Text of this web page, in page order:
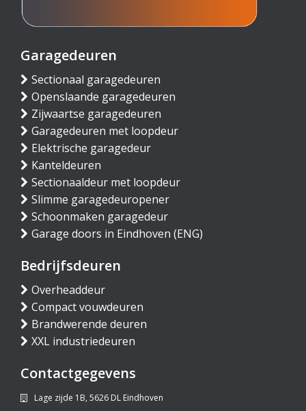
Garagedeuren
Sectionaal garagedeuren
Openslaande garagedeuren
Zijwaartse garagedeuren
Garagedeuren met loopdeur
Elektrische garagedeur
Kanteldeuren
Sectionaaldeur met loopdeur
Slimme garagedeuropener
Schoonmaken garagedeur
Garage doors in Eindhoven (ENG)
Bedrijfsdeuren
Overheaddeur
Compact vouwdeuren
Brandwerende deuren
XXL industriedeuren
Contactgegevens
Lage zijde 1B, 5626 DL Eindhoven